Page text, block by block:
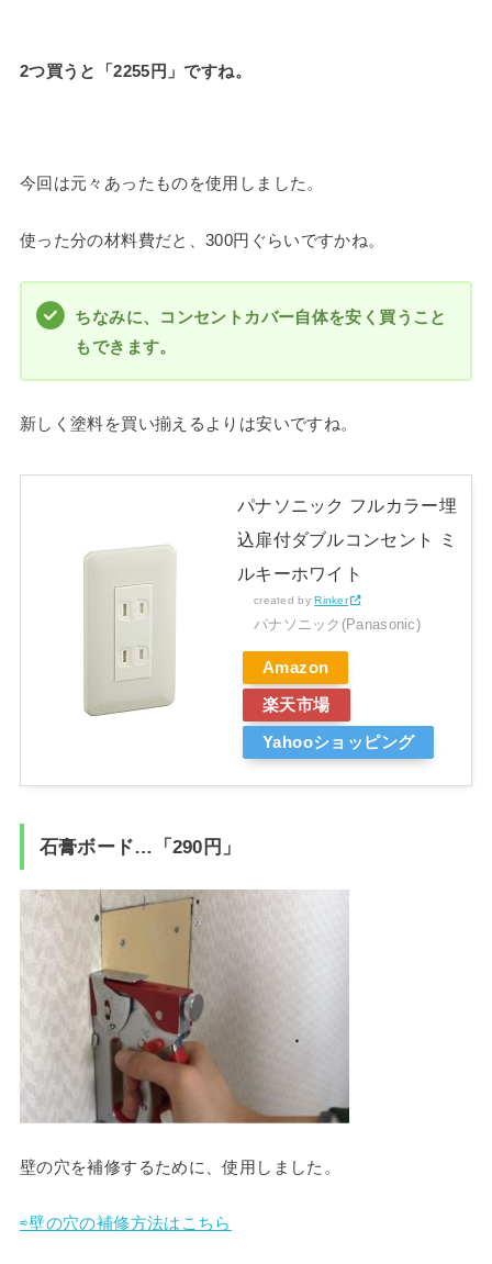
2つ買うと「2255円」ですね。
今回は元々あったものを使用しました。
使った分の材料費だと、300円ぐらいですかね。
ちなみに、コンセントカバー自体を安く買うこと
もできます。
新しく塗料を買い揃えるよりは安いですね。
パナソニック フルカラー埋
込扉付ダブルコンセント ミ
ルキーホワイト
created byRinker
パナソニック(Panasonic)
Amazon
楽天市場
Yahooショッピング
石膏ボード…「290円」
壁の穴を補修するために、使用しました。
⇨壁の穴の補修方法はこちら